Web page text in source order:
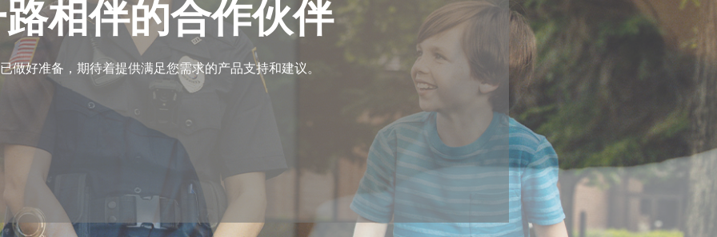
相伴的合作伙伴
做好准备，期待着提供满足您需求的产品支持和建议。
相伴的合作伙伴
做好准备，期待着提供满足您需求的产品支持和建议。
相伴的合作伙伴
做好准备，期待着提供满足您需求的产品支持和建议。
相伴的合作伙伴
做好准备，期待着提供满足您需求的产品支持和建议。